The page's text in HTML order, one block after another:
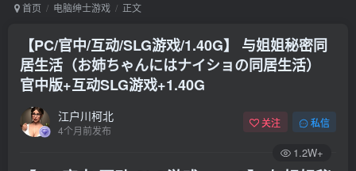
首页 电脑绅士游戏 正文
【PC/官中/互动/SLG游戏/1.40G】 与姐姐秘密同
居生活（お姉ちゃんにはナイショの同居生活）
官中版+互动SLG游戏+1.40G
江户川柯北
4个月前发布
关注 私信
1.2W+